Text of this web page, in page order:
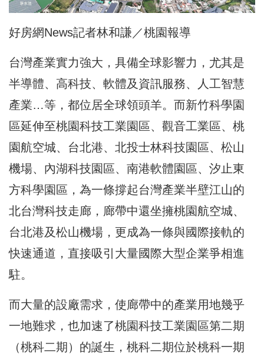
好房網News記者林和謙／桃園報導
台灣產業實力強大，具備全球影響力，尤其是
半導體、高科技、軟體及資訊服務、人工智慧
產業…等，都位居全球領頭羊。而新竹科學園
區延伸至桃園科技工業園區、觀音工業區、桃
園航空城、台北港、北投士林科技園區、松山
機場、內湖科技園區、南港軟體園區、汐止東
方科學園區，為一條撐起台灣產業半壁江山的
北台灣科技走廊，廊帶中還坐擁桃園航空城、
台北港及松山機場，更成為一條與國際接軌的
快速通道，直接吸引大量國際大型企業爭相進
駐。
而大量的設廠需求，使廊帶中的產業用地幾乎
一地難求，也加速了桃園科技工業園區第二期
（桃科二期）的誕生，桃科二期位於桃科一期